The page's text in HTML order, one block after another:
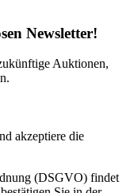
Newsletter!
Auktionen,
akzeptiere die
(DSGVO) findet